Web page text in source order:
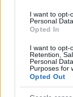
I want to opt-
Personal
Opted In
I want to opt-
Retention,
Personal
Purposes for
Opted Out
À lire